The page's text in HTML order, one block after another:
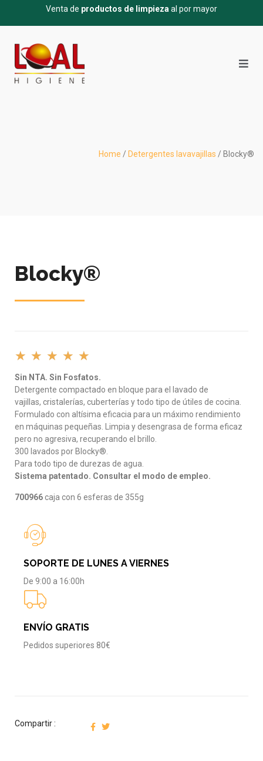
Venta de productos de limpieza al por mayor
Home / Detergentes lavavajillas / Blocky®
Blocky®
★ ★ ★ ★ ★
Sin NTA. Sin Fosfatos.
Detergente compactado en bloque para el lavado de
vajillas, cristalerías, cuberterías y todo tipo de útiles de cocina.
Formulado con altísima eficacia para un máximo rendimiento
en máquinas pequeñas. Limpia y desengrasa de forma eficaz
pero no agresiva, recuperando el brillo.
300 lavados por Blocky®.
Para todo tipo de durezas de agua.
Sistema patentado. Consultar el modo de empleo.
700966 caja con 6 esferas de 355g
SOPORTE DE LUNES A VIERNES
De 9:00 a 16:00h
ENVÍO GRATIS
Pedidos superiores 80€
Compartir :